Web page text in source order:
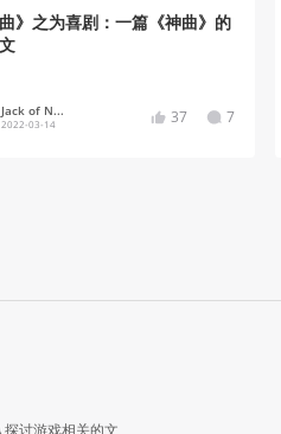
曲》之为喜剧：一篇《神曲》的
Jack of N...
2022-03-14 37 7
讨游戏相关的文